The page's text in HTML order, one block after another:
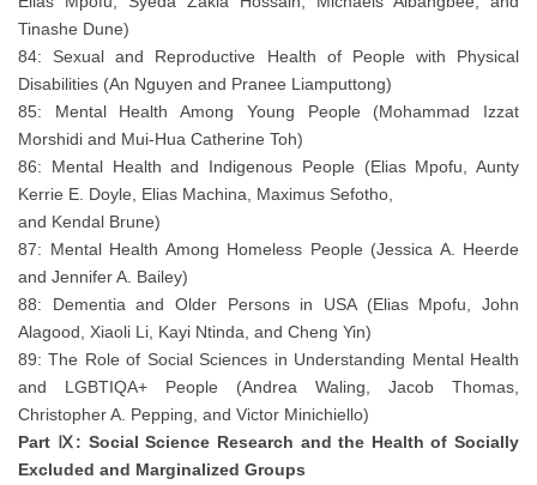
Tinashe Dune)
84: Sexual and Reproductive Health of People with Physical
Disabilities (An Nguyen and Pranee Liamputtong)
85: Mental Health Among Young People (Mohammad Izzat
Morshidi and Mui-Hua Catherine Toh)
86: Mental Health and Indigenous People (Elias Mpofu, Aunty
Kerrie E. Doyle, Elias Machina, Maximus Sefotho,
and Kendal Brune)
87: Mental Health Among Homeless People (Jessica A. Heerde
and Jennifer A. Bailey)
88: Dementia and Older Persons in USA (Elias Mpofu, John
Alagood, Xiaoli Li, Kayi Ntinda, and Cheng Yin)
89: The Role of Social Sciences in Understanding Mental Health
and LGBTIQA+ People (Andrea Waling, Jacob Thomas,
Christopher A. Pepping, and Victor Minichiello)
Part Ⅸ: Social Science Research and the Health of Socially
Excluded and Marginalized Groups